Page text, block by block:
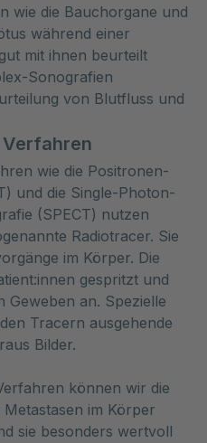
wie die Bauchorgane und
während einer
mit ihnen beurteilt
Sonografien
von Blutfluss und
wie die Positronen-
und die Single-Photon-
(SPECT) nutzen
Radiotracer. Sie
im Körper. Die
gespritzt und
Geweben an. Spezielle
Tracern ausgehende
Bilder.
können wir die
im Körper
sie besonders wertvoll